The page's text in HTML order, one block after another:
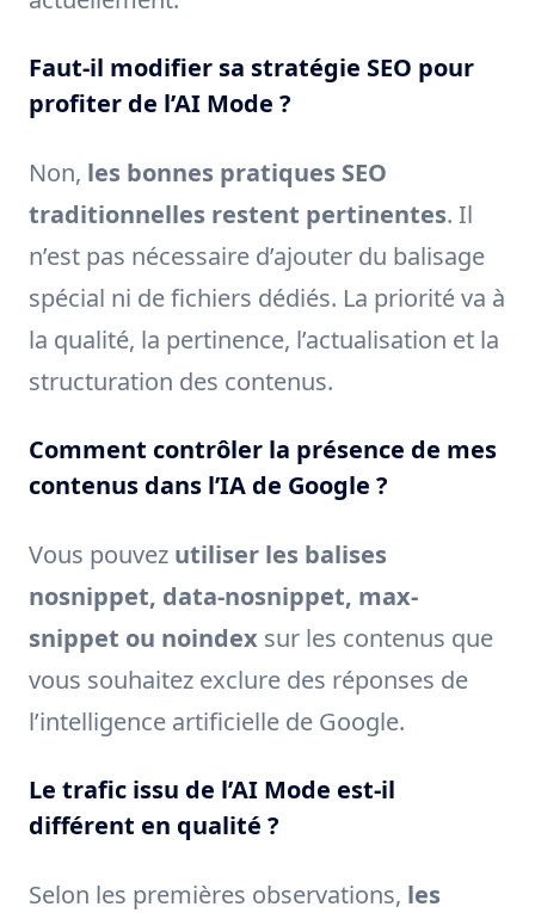
Faut-il modifier sa stratégie SEO pour
profiter de l’AI Mode ?
Non, les bonnes pratiques SEO
traditionnelles restent pertinentes. Il
n’est pas nécessaire d’ajouter du balisage
spécial ni de fichiers dédiés. La priorité va à
la qualité, la pertinence, l’actualisation et la
structuration des contenus.
Comment contrôler la présence de mes
contenus dans l’IA de Google ?
Vous pouvez utiliser les balises
nosnippet, data-nosnippet, max-
snippet ou noindex sur les contenus que
vous souhaitez exclure des réponses de
l’intelligence artificielle de Google.
Le trafic issu de l’AI Mode est-il
différent en qualité ?
Selon les premières observations, les